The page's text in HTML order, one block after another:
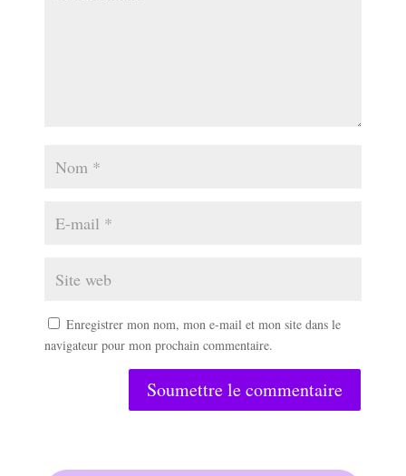
Enregistrer mon nom, mon e-mail et mon site dans le
navigateur pour mon prochain commentaire.
Soumettre le commentaire